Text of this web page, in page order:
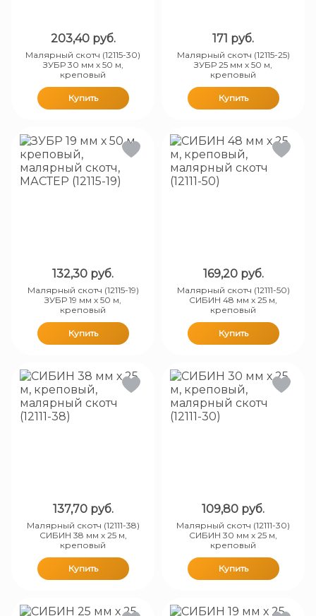
203,40 руб.
Малярный скотч (12115-30)
ЗУБР 30 мм х 50 м,
креповый
Купить
171 руб.
Малярный скотч (12115-25)
ЗУБР 25 мм х 50 м,
креповый
Купить
132,30 руб.
Малярный скотч (12115-19)
ЗУБР 19 мм х 50 м,
креповый
Купить
169,20 руб.
Малярный скотч (12111-50)
СИБИН 48 мм х 25 м,
креповый
Купить
137,70 руб.
Малярный скотч (12111-38)
СИБИН 38 мм х 25 м,
креповый
Купить
109,80 руб.
Малярный скотч (12111-30)
СИБИН 30 мм х 25 м,
креповый
Купить